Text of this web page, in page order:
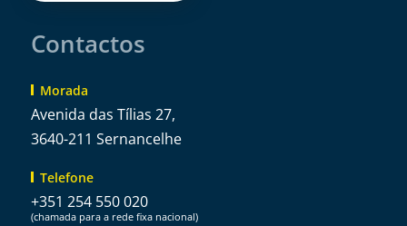
Contactos
Morada
Avenida das Tílias 27,
3640-211 Sernancelhe
Telefone
+351 254 550 020
(chamada para a rede fixa nacional)